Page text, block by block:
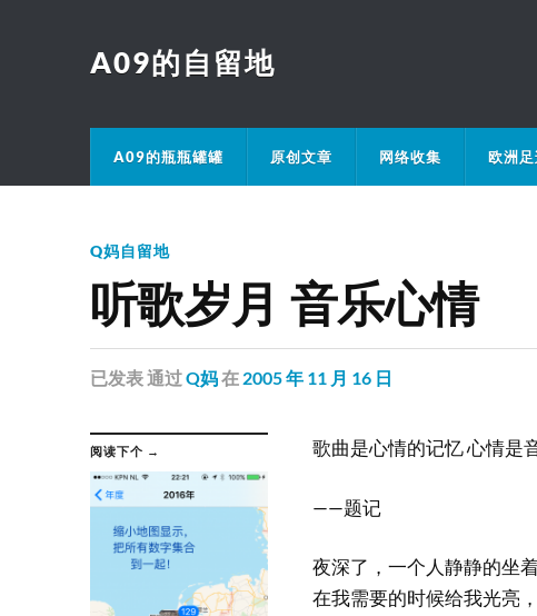
A09的自留地
A09的瓶瓶罐罐 原创文章 网络收集 欧洲足
Q妈自留地
听歌岁月 音乐心情
已发表通过Q妈在 2005 年 11 月 16 日
阅读下个 → 歌曲是心情的记忆 心情是
——题记
夜深了，一个人静静的坐
在我需要的时候给我光亮